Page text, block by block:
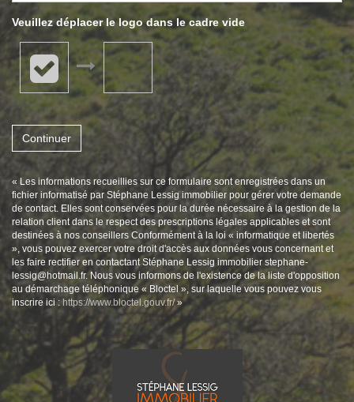
Veuillez déplacer le logo dans le cadre vide
Continuer
« Les informations recueillies sur ce formulaire sont enregistrées dans un
fichier informatisé par Stéphane Lessig immobilier pour gérer votre demande
de contact. Elles sont conservées pour la durée nécessaire à la gestion de la
relation client dans le respect des prescriptions légales applicables et sont
destinées à nos conseillers Conformément à la loi « informatique et libertés
», vous pouvez exercer votre droit d'accès aux données vous concernant et
les faire rectifier en contactant Stéphane Lessig immobilier stephane-
lessig@hotmail.fr. Nous vous informons de l'existence de la liste d'opposition
au démarchage téléphonique « Bloctel », sur laquelle vous pouvez vous
inscrire ici : https://www.bloctel.gouv.fr/»